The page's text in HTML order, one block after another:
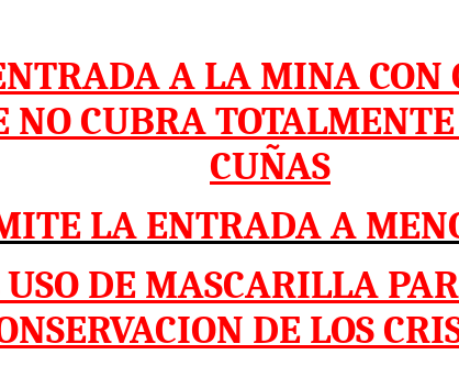
A LA MINA CON
NO CUBRA
CUÑAS
LA ENTRADA A
DE MASCARILLA
DE LOS